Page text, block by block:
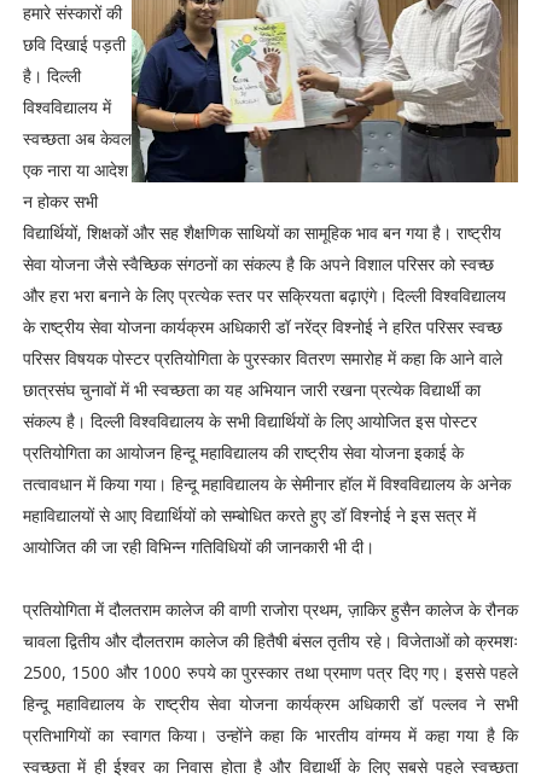
हमारे संस्कारों की
छवि दिखाई पड़ती
है। दिल्ली
विश्वविद्यालय में
स्वच्छता अब केवल
एक नारा या आदेश
न होकर सभी
विद्यार्थियों, शिक्षकों और सह शैक्षणिक साथियों का सामूहिक भाव बन गया है। राष्ट्रीय
सेवा योजना जैसे स्वैच्छिक संगठनों का संकल्प है कि अपने विशाल परिसर को स्वच्छ
और हरा भरा बनाने के लिए प्रत्येक स्तर पर सक्रियता बढ़ाएंगे। दिल्ली विश्वविद्यालय
के राष्ट्रीय सेवा योजना कार्यक्रम अधिकारी डॉ नरेंद्र विश्नोई ने हरित परिसर स्वच्छ
परिसर विषयक पोस्टर प्रतियोगिता के पुरस्कार वितरण समारोह में कहा कि आने वाले
छात्रसंघ चुनावों में भी स्वच्छता का यह अभियान जारी रखना प्रत्येक विद्यार्थी का
संकल्प है। दिल्ली विश्वविद्यालय के सभी विद्यार्थियों के लिए आयोजित इस पोस्टर
प्रतियोगिता का आयोजन हिन्दू महाविद्यालय की राष्ट्रीय सेवा योजना इकाई के
तत्वावधान में किया गया। हिन्दू महाविद्यालय के सेमीनार हॉल में विश्वविद्यालय के अनेक
महाविद्यालयों से आए विद्यार्थियों को सम्बोधित करते हुए डॉ विश्नोई ने इस सत्र में
आयोजित की जा रही विभिन्न गतिविधियों की जानकारी भी दी।
प्रतियोगिता में दौलतराम कालेज की वाणी राजोरा प्रथम, ज़ाकिर हुसैन कालेज के रौनक
चावला द्वितीय और दौलतराम कालेज की हितैषी बंसल तृतीय रहे। विजेताओं को क्रमशः
2500, 1500 और 1000 रुपये का पुरस्कार तथा प्रमाण पत्र दिए गए। इससे पहले
हिन्दू महाविद्यालय के राष्ट्रीय सेवा योजना कार्यक्रम अधिकारी डॉ पल्लव ने सभी
प्रतिभागियों का स्वागत किया। उन्होंने कहा कि भारतीय वांग्मय में कहा गया है कि
स्वच्छता में ही ईश्वर का निवास होता है और विद्यार्थी के लिए सबसे पहले स्वच्छता